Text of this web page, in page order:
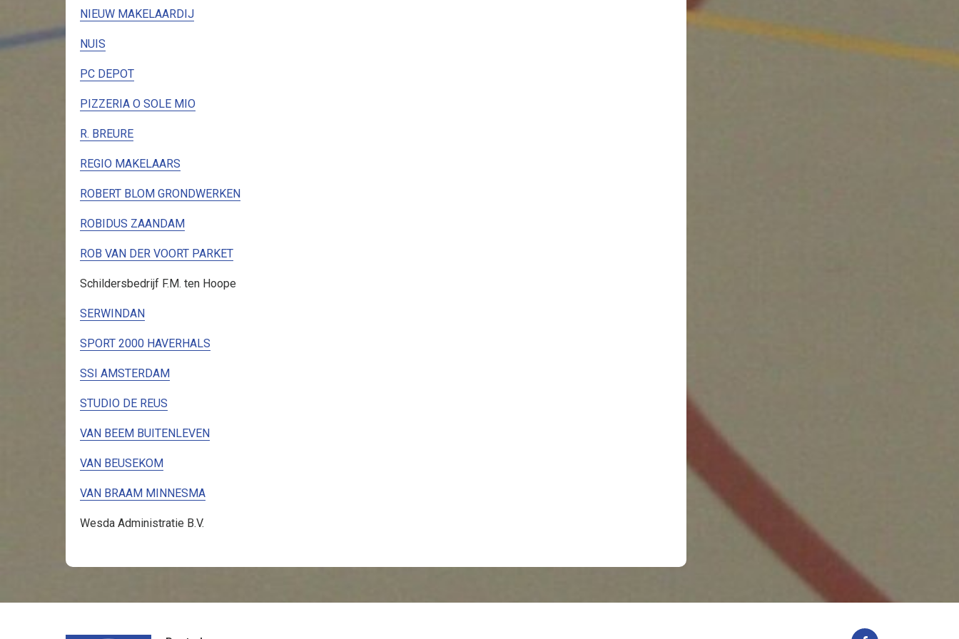
NIEUW MAKELAARDIJ
NUIS
PC DEPOT
PIZZERIA O SOLE MIO
R. BREURE
REGIO MAKELAARS
ROBERT BLOM GRONDWERKEN
ROBIDUS ZAANDAM
ROB VAN DER VOORT PARKET
Schildersbedrijf F.M. ten Hoope
SERWINDAN
SPORT 2000 HAVERHALS
SSI AMSTERDAM
STUDIO DE REUS
VAN BEEM BUITENLEVEN
VAN BEUSEKOM
VAN BRAAM MINNESMA
Wesda Administratie B.V.